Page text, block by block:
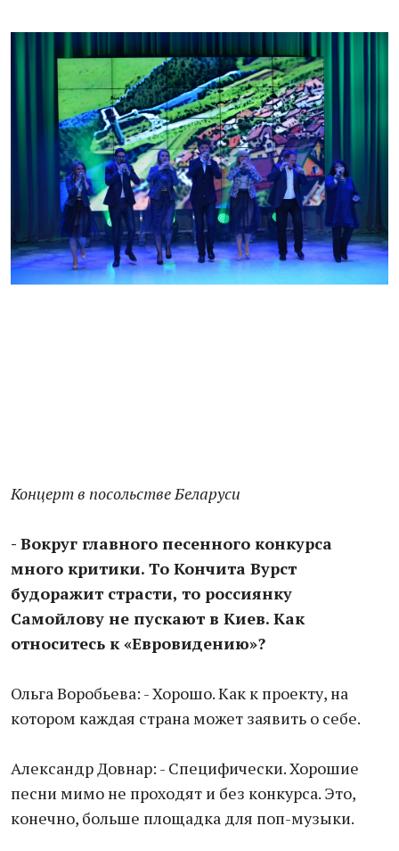
Концерт в посольстве Беларуси
- Вокруг главного песенного конкурса
много критики. То Кончита Вурст
будоражит страсти, то россиянку
Самойлову не пускают в Киев. Как
относитесь к «Евровидению»?
Ольга Воробьева: - Хорошо. Как к проекту, на
котором каждая страна может заявить о себе.
Александр Довнар: - Специфически. Хорошие
песни мимо не проходят и без конкурса. Это,
конечно, больше площадка для поп-музыки.